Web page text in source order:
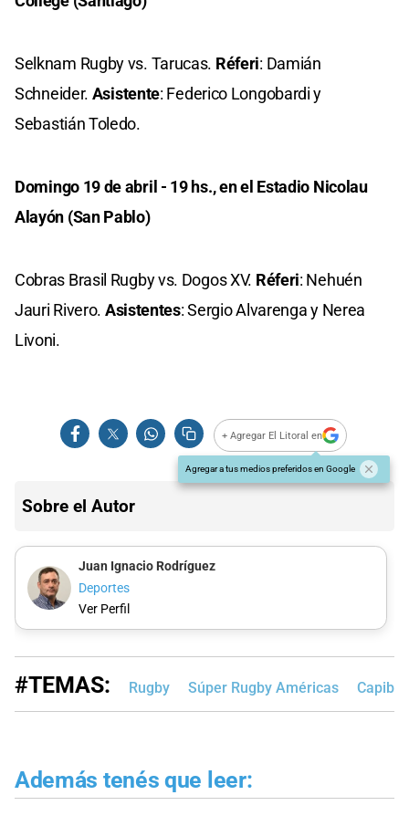
Selknam Rugby vs. Tarucas. Réferi: Damián
Schneider. Asistente: Federico Longobardi y
Sebastián Toledo.
Domingo 19 de abril - 19 hs., en el Estadio Nicolau
Alayón (San Pablo)
Cobras Brasil Rugby vs. Dogos XV. Réferi: Nehuén
Jauri Rivero. Asistentes: Sergio Alvarenga y Nerea
Livoni.
+ Agregar El Litoral en
Agregar a tus medios preferidos en Google
Sobre el Autor
Juan Ignacio Rodríguez
Deportes
Ver Perfil
#TEMAS: Rugby Súper Rugby Américas
Además tenés que leer: